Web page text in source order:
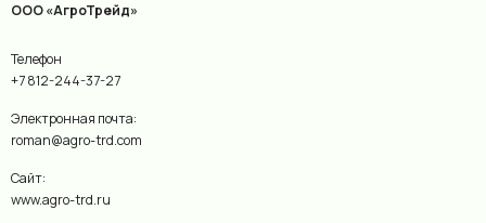
ООО «АгроТрейд»
Телефон
+7 812-244-37-27
Электронная почта:
roman@agro-trd.com
Сайт:
www.agro-trd.ru